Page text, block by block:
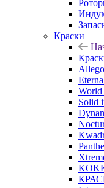
Краски
World
Solid